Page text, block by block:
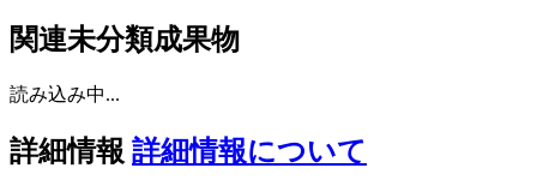
関連未分類成果物
読み込み中...
詳細情報 詳細情報について